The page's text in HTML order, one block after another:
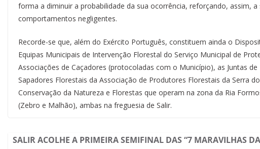
forma a diminuir a probabilidade da sua ocorrência, reforçando, assim,
comportamentos negligentes.
Recorde-se que, além do Exército Português, constituem ainda o
Equipas Municipais de Intervenção Florestal do Serviço Municipal de
Associações de Caçadores (protocoladas com o Município), as Juntas
Sapadores Florestais da Associação de Produtores Florestais da Serra
Conservação da Natureza e Florestas que operam na zona da Ria
(Zebro e Malhão), ambas na freguesia de Salir.
SALIR ACOLHE A PRIMEIRA SEMIFINAL DAS “7 MARAVILHAS